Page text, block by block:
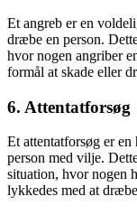
Et angreb er en
dræbe en person.
hvor nogen angriber
formål at skade eller
6. Attentatforsøg
Et attentatforsøg er
person med vilje.
situation, hvor nogen
lykkedes med at